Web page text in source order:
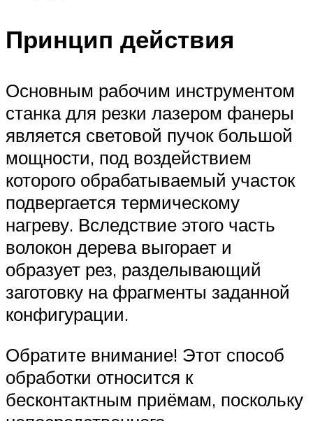
Принцип действия
Основным рабочим инструментом
станка для резки лазером фанеры
является световой пучок большой
мощности, под воздействием
которого обрабатываемый участок
подвергается термическому
нагреву. Вследствие этого часть
волокон дерева выгорает и
образует рез, разделывающий
заготовку на фрагменты заданной
конфигурации.
Обратите внимание! Этот способ
обработки относится к
бесконтактным приёмам, поскольку